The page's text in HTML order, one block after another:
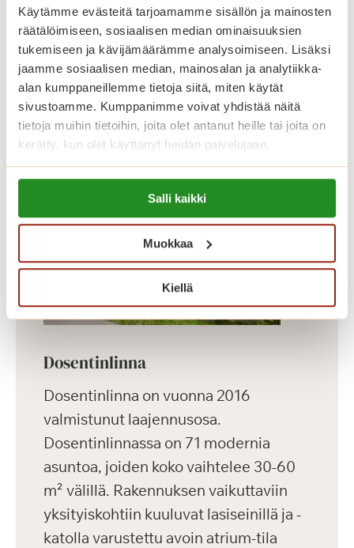
Käytämme evästeitä tarjoamamme sisällön ja mainosten
räätälöimiseen, sosiaalisen median ominaisuuksien
tukemiseen ja kävijämäärämme analysoimiseen. Lisäksi
jaamme sosiaalisen median, mainosalan ja analytiikka-
alan kumppaneillemme tietoja siitä, miten käytät
sivustoamme. Kumppanimme voivat yhdistää näitä
tietoja muihin tietoihin, joita olet antanut heille tai joita on
kerätty, kun olet käyttänyt heidän palvelujaan.
Lue lisää evästeistä:
https://sagacare.fi/evasteet/
Salli kaikki
Muokkaa
Kiellä
kooltaan 43,5-87 m². Dosentinrinteen
asunnot erottuvat edukseen suurilla
parvekkeillaan, joilta avautuu kauniit
näkymät Koneenpuistoon. Lisäksi
talossa on muun muassa jalkahoitajan
tilat, saunaosasto ja pyykkitupa.
Dosentinlinna
Dosentinlinna on vuonna 2016
valmistunut laajennusosa.
Dosentinlinnassa on 71 modernia
asuntoa, joiden koko vaihtelee 30-60
m² välillä. Rakennuksen vaikuttaviin
yksityiskohtiin kuuluvat lasiseinillä ja -
katolla varustettu avoin atrium-tila